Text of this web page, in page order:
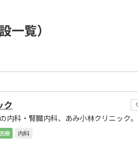
一覧）
ク
内科・腎臓内科、あみ小林クリニック。
療
内科